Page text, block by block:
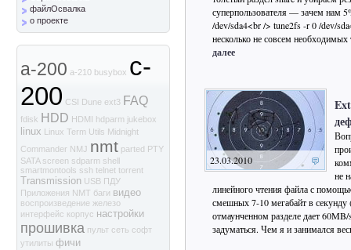
суперпользователя — зачем нам
/dev/sda4<br /> tune2fs -r 0 /dev/
несколько не совсем
далее
23.03.2010
не
линейного чтения файла с
смешных 7-10 мегабайт в секунду
отмаунченном разделе дает 60MB/
задуматься. Чем я и занимался
файлОсвалка
о проекте
a-200 a-210 busybox c-
200 CSI Dune ext3 FAQ
fdisk HDD HDMI hdparm jukebox
linux Linux Term Utils Midnight
Commander NMJ nmt parted PTY
SATA screen sdparm shell
smartmontools ssh telnet torrent
Transmission USB ПДУ
Приложения NMT баги видео
воспроизведение железо
интерфейс корпус настройки
прошивка пульт сеть софт
утилиты фичи